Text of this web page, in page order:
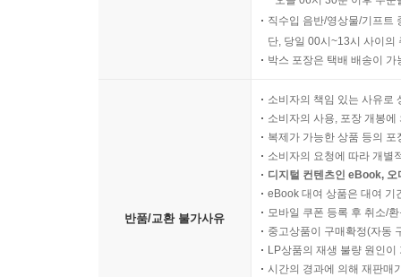
직수입 음반/영상물/기프트
단, 당일 00시~13시 사이의
박스 포장은 택배 배송이
반품/교환 불가사유
소비자의 책임 있는 사유로
소비자의 사용, 포장 개봉
복제가 가능한 상품 등의
소비자의 요청에 따라 개별
디지털 컨텐츠인 eBook,
eBook 대여 상품은 대여 기
모바일 쿠폰 등록 후 취소/
중고상품이 구매확정(자동
LP상품의 재생 불량 원인
시간의 경과에 의해 재판매